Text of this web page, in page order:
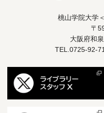
桃山学院大学
〒
大阪府和
TEL.0725-92-